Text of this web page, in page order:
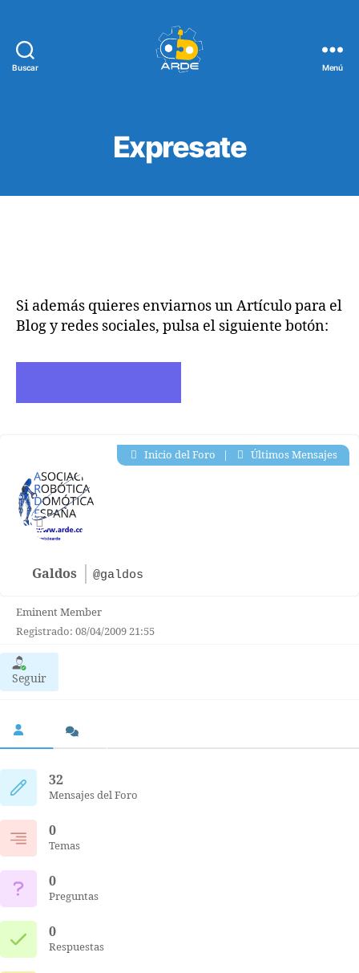
Buscar Menú
Expresate
Si además quieres enviarnos un Artículo para el
Blog y redes sociales, pulsa el siguiente botón:
Galdos @galdos
Inicio del Foro Últimos Mensajes
Eminent Member
Registrado: 08/04/2009 21:55
Seguir
32
Mensajes del Foro
0
Temas
0
Preguntas
0
Respuestas